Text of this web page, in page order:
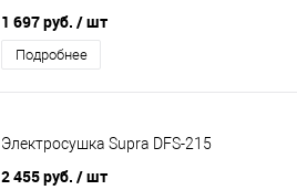
1 697 руб. / шт
Подробнее
Электросушка Supra DFS-215
2 455 руб. / шт